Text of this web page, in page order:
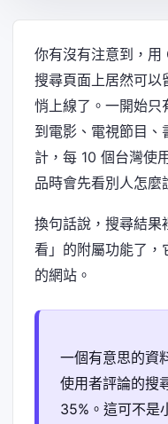
你有沒有注意到，用
搜尋頁面上居然可
悄上線了。一開始只
到電影、電視節目
計，每 10 個台灣使
品時會先看別人怎麼
換句話說，搜尋結果
看」的附屬功能了，
的網站。
一個有意思的資
使用者評論的搜
35%。這可不是